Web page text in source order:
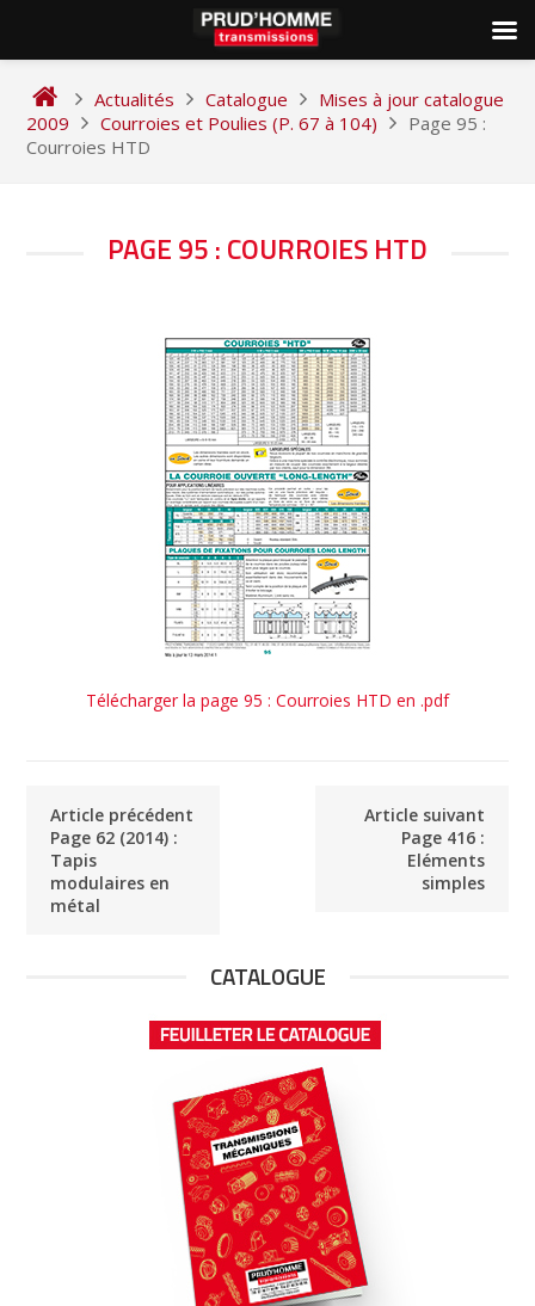
content
Actualités Catalogue
Mises à jour catalogue
2009
Courroies et Poulies (P. 67 à 104)
Page 95 :
Courroies HTD
PAGE 95 : COURROIES HTD
Télécharger la page 95 : Courroies HTD en .pdf
NAVIGATION
Article précédent
Page 62 (2014) :
Tapis
modulaires en
métal
Article suivant
Page 416 :
Eléments
simples
CATALOGUE